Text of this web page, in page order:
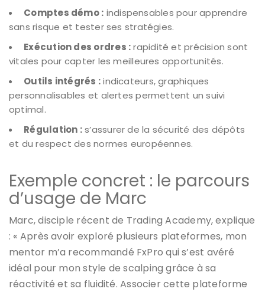
Comptes démo : indispensables pour apprendre
sans risque et tester ses stratégies.
Exécution des ordres :rapidité et précision sont
vitales pour capter les meilleures opportunités.
Outils intégrés :indicateurs, graphiques
personnalisables et alertes permettent un suivi
optimal.
Régulation :s’assurer de la sécurité des dépôts
et du respect des normes européennes.
Exemple concret : le parcours
d’usage de Marc
Marc, disciple récent de Trading Academy, explique
: « Après avoir exploré plusieurs plateformes, mon
mentor m’a recommandé FxPro qui s’est avéré
idéal pour mon style de scalping grâce à sa
réactivité et sa fluidité. Associer cette plateforme